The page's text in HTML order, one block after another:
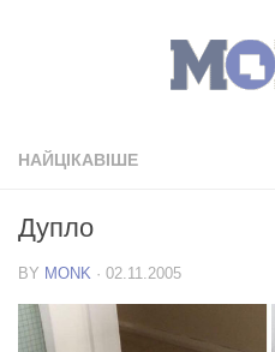
НАЙЦІКАВІШЕ
Дупло
BY MONK · 02.11.2005